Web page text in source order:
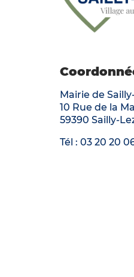
de la ville de Sailly-
Mairie de
10 Rue de la
59390 Sailly-
Tél : 03 20 20